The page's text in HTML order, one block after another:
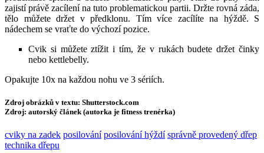
zajistí právě zacílení na tuto problematickou partii. Držte rovná záda,
tělo můžete držet v předklonu. Tím více zacílíte na hýždě. S
nádechem se vraťte do výchozí pozice.
Cvik si můžete ztížit i tím, že v rukách budete držet činky
nebo kettlebelly.
Opakujte 10x na každou nohu ve 3 sériích.
Zdroj obrázků v textu: Shutterstock.com
Zdroj: autorský článek (autorka je fitness trenérka)
cviky na zadek posilování posilování hýždí správně provedený dřep
technika dřepu